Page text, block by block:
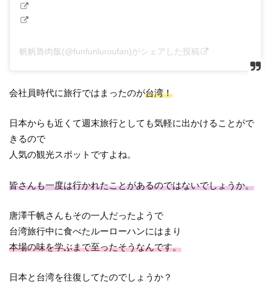
帆帆魯肉飯(@funfunluroufan)がシェアした投稿
会社員時代に旅行ではまったのが台湾！
日本からも近くて週末旅行としても気軽に出かけることがで
きるので
人気の観光スポットですよね。
皆さんも一度は行かれたことがあるのではないでしょうか。
唐澤千帆さんもその一人だったようで
台湾旅行中に食べたルーローハンにはまり
本場の味を学ぶまで至ったそうなんです。
日本と台湾を往復してたのでしょうか？